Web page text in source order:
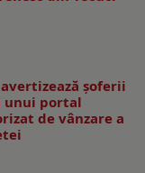
avertizează șoferii
unui portal
de vânzare a